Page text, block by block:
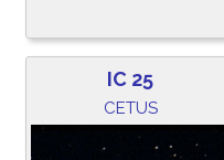
IC 25
CETUS